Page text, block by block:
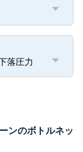
落圧力
ンのボトルネッ